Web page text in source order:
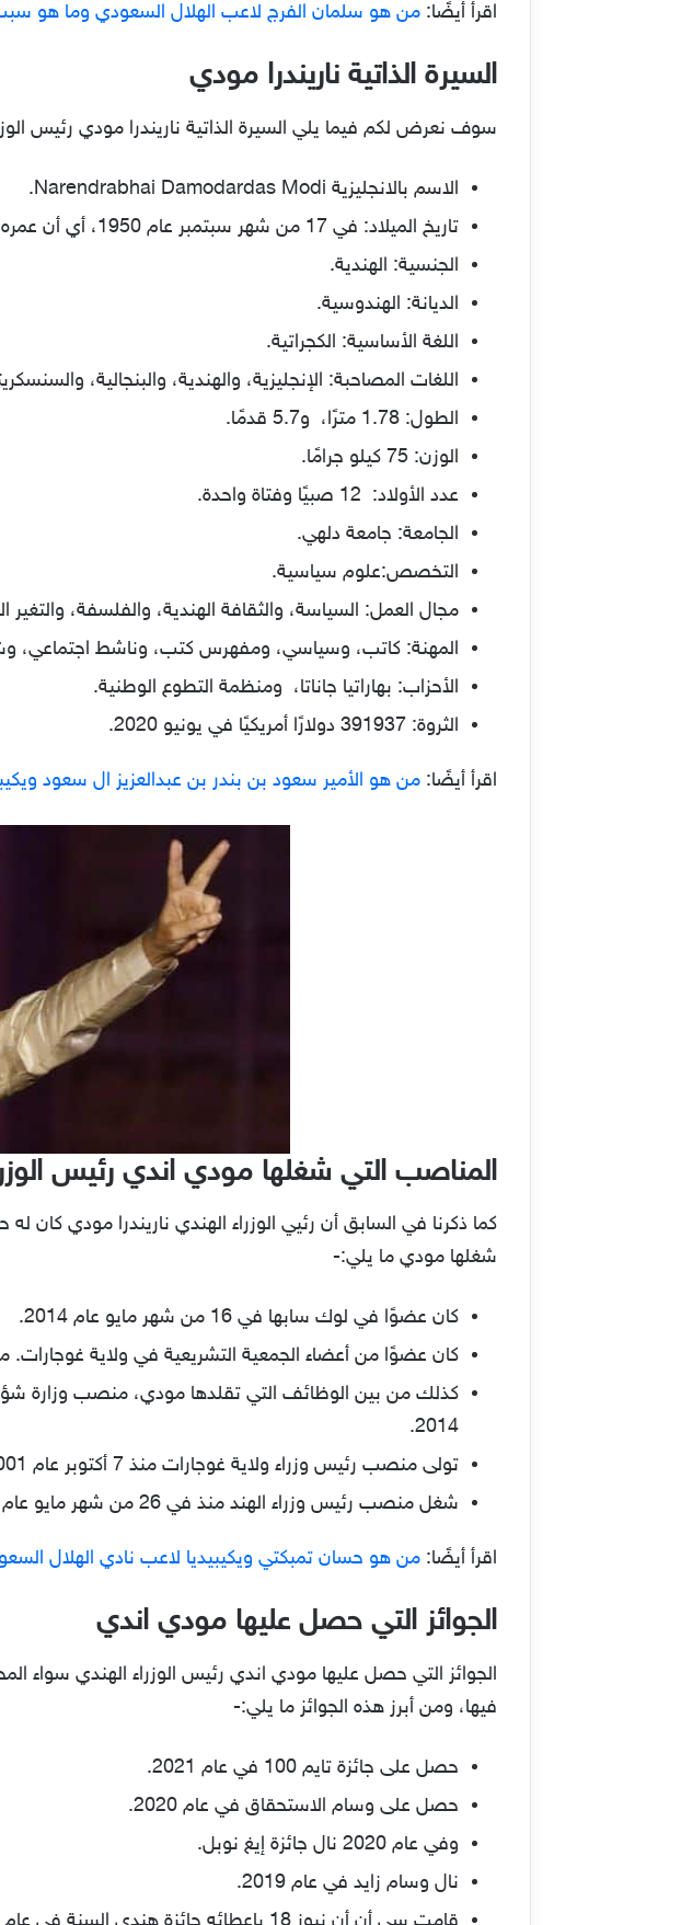
اقرأ أيضًا: من هو سلمان الفرج لاعب الهلال السعودي وما هو سبب
السيرة الذاتية ناريندرا مودي
سوف نعرض لكم فيما يلي السيرة الذاتية ناريندرا مودي رئيس
الاسم بالانجليزية Narendrabhai Damodardas Modi.
تاريخ الميلاد: في 17 من شهر سبتمبر عام 1950، أي أن عمره 73 عامًا.
الجنسية: الهندية.
الديانة: الهندوسية.
اللغة الأساسية: الكجراتية.
اللغات المصاحبة: الإنجليزية، والهندية، والبنجالية،
الطول: 1.78 مترًا، و5.7 قدمًا.
الوزن: 75 كيلو جرامًا.
عدد الأولاد: 12 صبيًا وفتاة واحدة.
الجامعة: جامعة دلهي.
التخصص:علوم سياسية.
مجال العمل: السياسة، والثقافة الهندية، والفلسفة، والتغير
المهنة: كاتب، وسياسي، ومفهرس كتب، وناشط اجتماعي،
الأحزاب: بهاراتيا جاناتا، ومنظمة التطوع الوطنية.
الثروة: 391937 دولارًا أمريكيًا في يونيو 2020.
اقرأ أيضًا: من هو الأمير سعود بن بندر بن عبدالعزيز ال سعود
المناصب التي شغلها مودي اندي رئيس
كما ذكرنا في السابق أن رئيي الوزراء الهندي ناريندرا مودي
شغلها مودي ما يلي:-
كان عضوًا في لوك سابها في 16 من شهر مايو عام 2014.
كان عضوًا من أعضاء الجمعية التشريعية في ولاية غوجارات. منذ 1 يناير عام 2002 وحتى 16 من شهر مايو عام
2014.
تولى منصب رئيس وزراء ولاية غوجارات منذ 7 أكتوبر عام 2001 وحتى 22 من شهر مايو عام 2014.
شغل منصب رئيس وزراء الهند منذ في 26 من شهر مايو عام 2014، ومازال يشغله حتى الآن.
اقرأ أيضًا: من هو حسان تمبكتي ويكيبيديا لاعب نادي الهلال
الجوائز التي حصل عليها مودي اندي
الجوائز التي حصل عليها مودي اندي رئيس الوزراء الهندي سواء
فيها، ومن أبرز هذه الجوائز ما يلي:-
حصل على جائزة تايم 100 في عام 2021.
حصل على وسام الاستحقاق في عام 2020.
وفي عام 2020 نال جائزة إيغ نوبل.
نال وسام زايد في عام 2019.